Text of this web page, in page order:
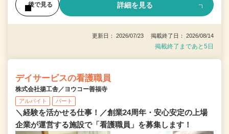
後で見る 詳細を見る
更新日： 2026/07/23 掲載終了日： 2026/08/14
掲載終了まであと5日
デイサービスの看護職員
株式会社揚工舎／ヨウコー善福寺
アルバイト パート
＼経験を活かせる仕事！／創業24周年・安心安定の上場
企業が運営する施設で「看護職員」を募集します！